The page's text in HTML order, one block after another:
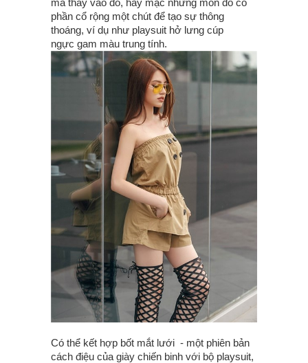
mà thay vào đó, hãy mặc những món đồ có
phần cổ rộng một chút để tạo sự thông
thoáng, ví dụ như playsuit hở lưng cúp
ngực gam màu trung tính.
Có thể kết hợp bốt mắt lưới - một phiên bản
cách điệu của giày chiến binh với bộ playsuit,